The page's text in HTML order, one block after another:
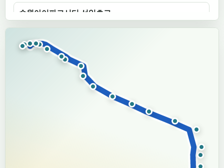
수원아이파크시티.선일초교
평생교육학습관.남수원중학교
경기도 수원시·201000210